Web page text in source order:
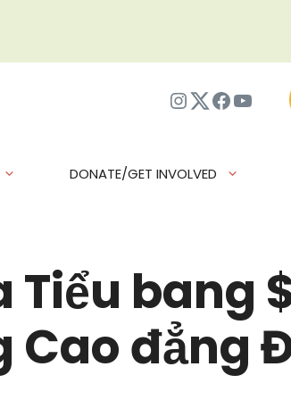
Instagram
Twitter
DONATE/GET INVOLVED
Tiểu bang
đẳng